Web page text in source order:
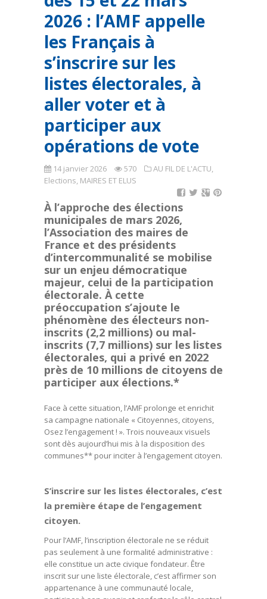
2026 : l’AMF appelle
les Français à
s’inscrire sur les
listes électorales, à
aller voter et à
participer aux
opérations de vote
14 janvier 2026 570 AU FIL DE L'ACTU,
Elections, MAIRES ET ELUS
À l’approche des élections
municipales de mars 2026,
l’Association des maires de
France et des présidents
d’intercommunalité se mobilise
sur un enjeu démocratique
majeur, celui de la participation
électorale. À cette
préoccupation s’ajoute le
phénomène des électeurs non-
inscrits (2,2 millions) ou mal-
inscrits (7,7 millions) sur les listes
électorales, qui a privé en 2022
près de 10 millions de citoyens de
participer aux élections.*
Face à cette situation, l’AMF prolonge et enrichit
sa campagne nationale « Citoyennes, citoyens,
Osez l’engagement ! ». Trois nouveaux visuels
sont dès aujourd’hui mis à la disposition des
communes** pour inciter à l’engagement citoyen.
S’inscrire sur les listes électorales, c’est
la première étape de l’engagement
citoyen.
Pour l’AMF, l’inscription électorale ne se réduit
pas seulement à une formalité administrative :
elle constitue un acte civique fondateur. Être
inscrit sur une liste électorale, c’est affirmer son
appartenance à une communauté locale,